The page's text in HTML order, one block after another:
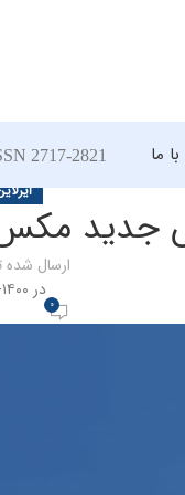
ما 2717-2821
جدید
ارسال
در ۱۴۰۰-۰۱-۱۳
0